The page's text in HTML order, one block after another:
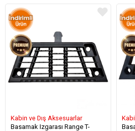
Kabin ve Dış Aksesuarlar
Basamak Izgarası Range T-